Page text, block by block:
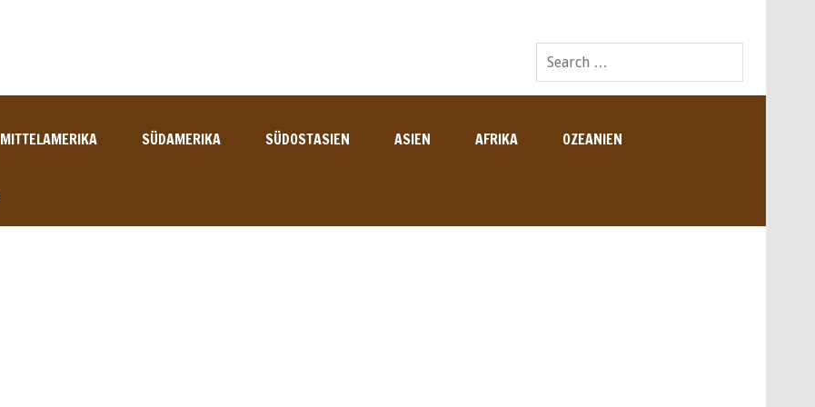
MITTELAMERIKA SÜDAMERIKA SÜDOSTASIEN ASIEN AFRIKA OZEANIEN